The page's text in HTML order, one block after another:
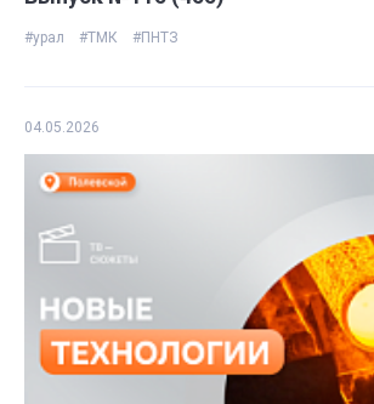
#урал #ТМК #ПНТЗ
04.05.2026